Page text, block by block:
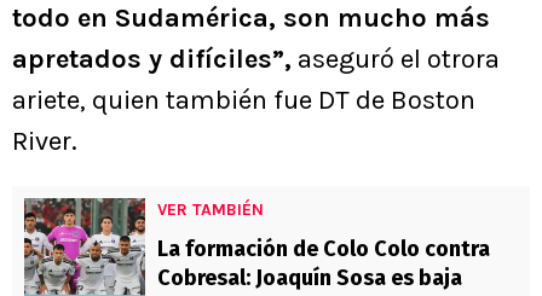
todo en Sudamérica, son mucho más
apretados y difíciles”, aseguró el otrora
ariete, quien también fue DT de Boston
River.
VER TAMBIÉN
La formación de Colo Colo contra
Cobresal: Joaquín Sosa es baja